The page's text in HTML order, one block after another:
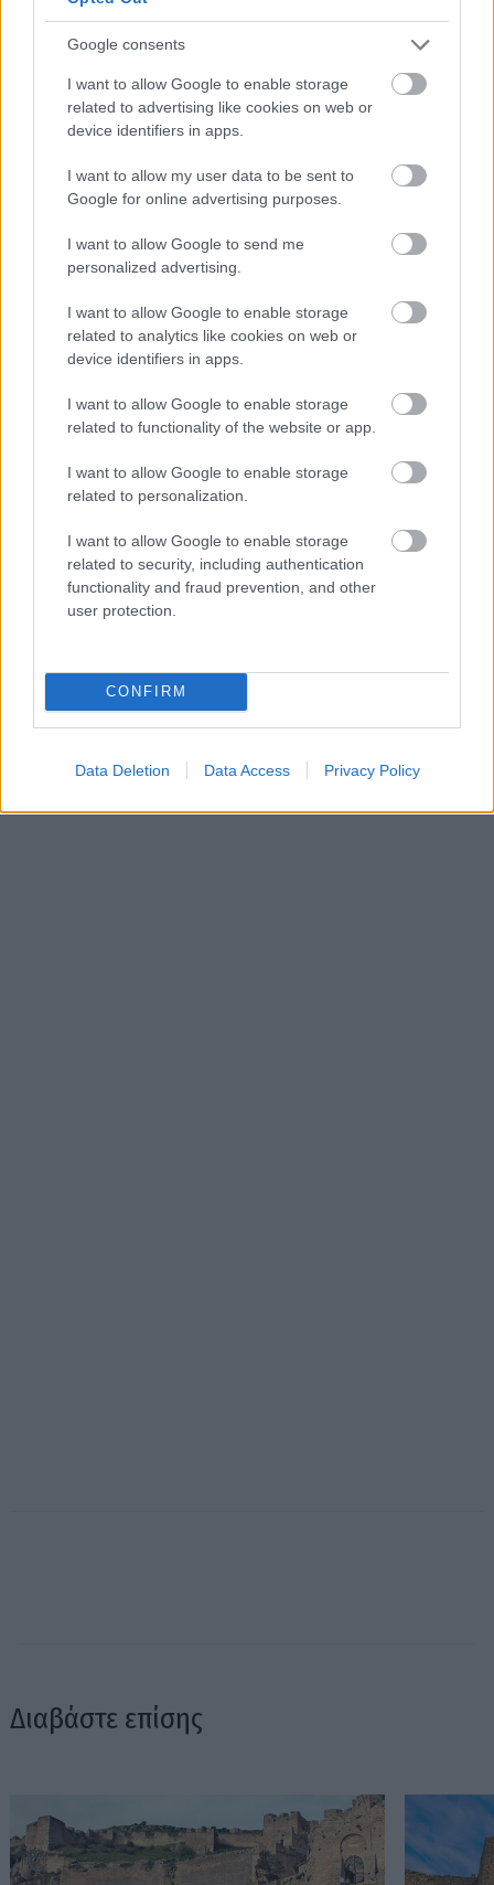
Google consents
I want to allow Google to enable storage
related to advertising like cookies on web or
device identifiers in apps.
I want to allow my user data to be sent to
Google for online advertising purposes.
I want to allow Google to send me
personalized advertising.
I want to allow Google to enable storage
related to analytics like cookies on web or
device identifiers in apps.
I want to allow Google to enable storage
related to functionality of the website or app.
I want to allow Google to enable storage
related to personalization.
I want to allow Google to enable storage
related to security, including authentication
functionality and fraud prevention, and other
user protection.
CONFIRM
Data Deletion Data Access Privacy Policy
Δημιουργός Κουίζ- παρέχεται από Riddle
Διαβάστε επίσης